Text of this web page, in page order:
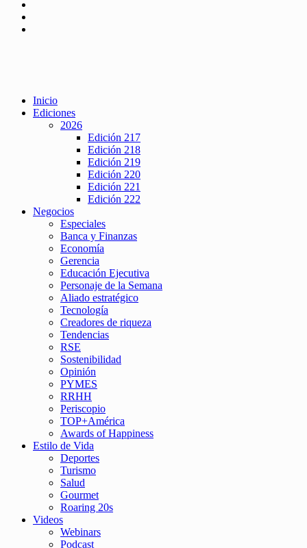
Inicio
Ediciones
2026
Edición 217
Edición 218
Edición 219
Edición 220
Edición 221
Edición 222
Negocios
Especiales
Banca y Finanzas
Economía
Gerencia
Educación Ejecutiva
Personaje de la Semana
Aliado estratégico
Tecnología
Creadores de riqueza
Tendencias
RSE
Sostenibilidad
Opinión
PYMES
RRHH
Periscopio
TOP+América
Awards of Happiness
Estilo de Vida
Deportes
Turismo
Salud
Gourmet
Roaring 20s
Videos
Webinars
Podcast